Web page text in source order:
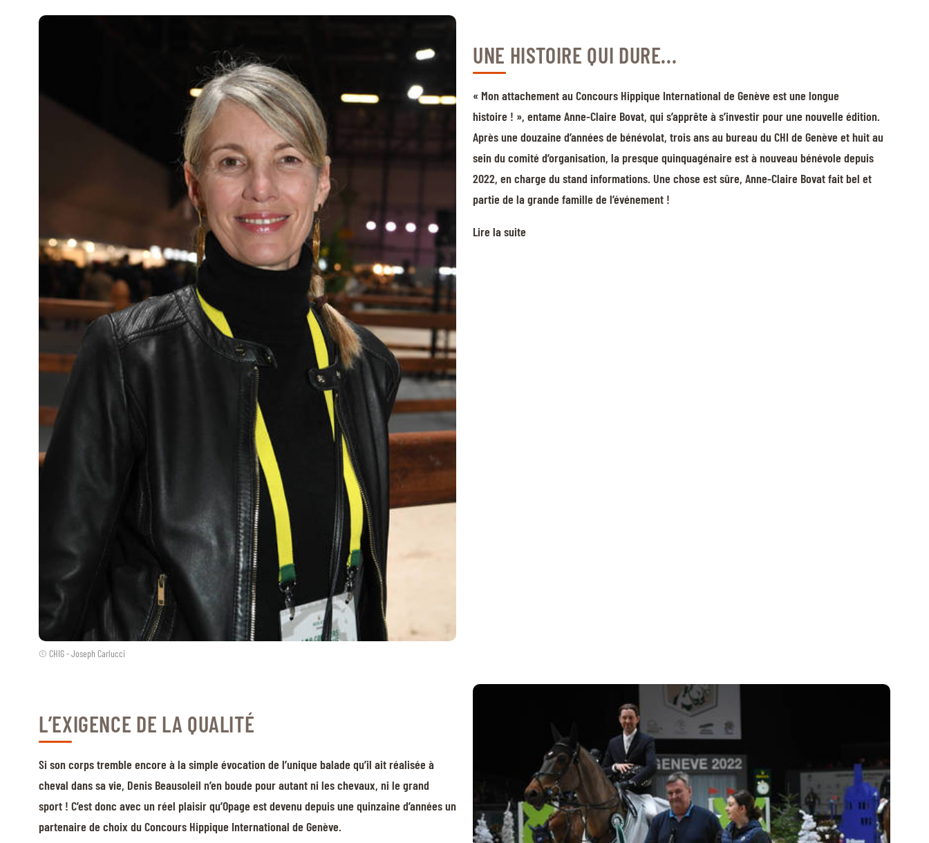
© CHIG - Joseph Carlucci
UNE HISTOIRE QUI DURE...
« Mon attachement au Concours Hippique International de Genève est une longue
histoire ! », entame Anne-Claire Bovat, qui s’apprête à s’investir pour une nouvelle édition.
Après une douzaine d’années de bénévolat, trois ans au bureau du CHI de Genève et huit au
sein du comité d’organisation, la presque quinquagénaire est à nouveau bénévole depuis
2022, en charge du stand informations. Une chose est sûre, Anne-Claire Bovat fait bel et
partie de la grande famille de l’événement !
Lire la suite
L’EXIGENCE DE LA QUALITÉ
Si son corps tremble encore à la simple évocation de l’unique balade qu’il ait réalisée à
cheval dans sa vie, Denis Beausoleil n’en boude pour autant ni les chevaux, ni le grand
sport ! C’est donc avec un réel plaisir qu’Opage est devenu depuis une quinzaine d’années un
partenaire de choix du Concours Hippique International de Genève.